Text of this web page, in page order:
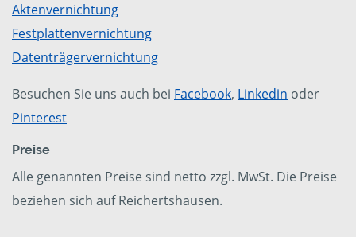
Aktenvernichtung
Festplattenvernichtung
Datenträgervernichtung
Besuchen Sie uns auch bei Facebook, Linkedin oder
Pinterest
Preise
Alle genannten Preise sind netto zzgl. MwSt. Die Preise
beziehen sich auf Reichertshausen.